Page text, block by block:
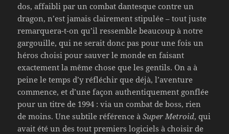
dos, affaibli par un combat dantesque contre un
dragon, n’est jamais clairement stipulée – tout juste
remarquera-t-on qu’il ressemble beaucoup à notre
gargouille, qui ne serait donc pas pour une fois un
héros choisi pour sauver le monde en faisant
exactement la même chose que les gentils. On a à
peine le temps d’y réfléchir que déjà, l’aventure
commence, et d’une façon authentiquement gonflée
pour un titre de 1994 : via un combat de boss, rien
de moins. Une subtile référence àSuper Metroid, qui
avait été un des tout premiers logiciels à choisir de